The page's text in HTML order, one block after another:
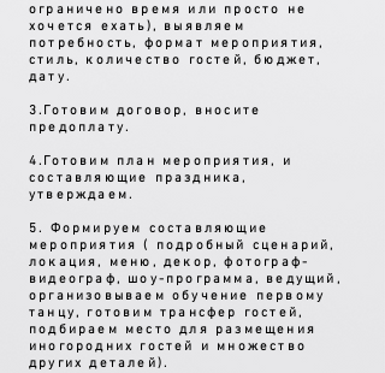
ограничено время или просто не
хочется ехать), выявляем
потребность, формат мероприятия,
стиль, количество гостей, бюджет,
дату.
3.Готовим договор, вносите
предоплату.
4.Готовим план мероприятия, и
составляющие праздника,
утверждаем.
5. Формируем составляющие
мероприятия ( подробный сценарий,
локация, меню, декор, фотограф-
видеограф, шоу-программа, ведущий,
организовываем обучение первому
танцу, готовим трансфер гостей,
подбираем место для размещения
иногородних гостей и множество
других деталей).